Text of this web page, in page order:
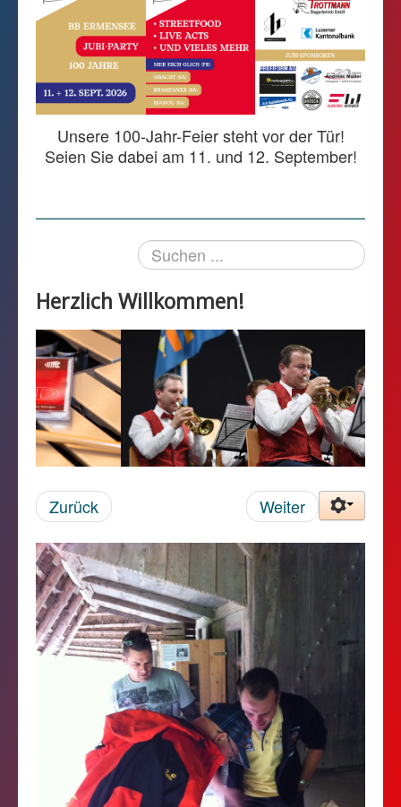
Kalender
Kontakt
Gönnerseite
Unsere 100-Jahr-Feier steht vor der Tür!
Seien Sie dabei am 11. und 12. September!
Suchen
...
Herzlich Willkommen!
Zurück Weiter